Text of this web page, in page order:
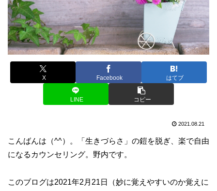
X Facebook はてブ
LINE コピー
2021.08.21
こんばんは（^^）。「生きづらさ」の鎧を脱ぎ、楽で自由
になるカウンセリング。野内です。
このブログは2021年2月21日（妙に覚えやすいのか覚えに